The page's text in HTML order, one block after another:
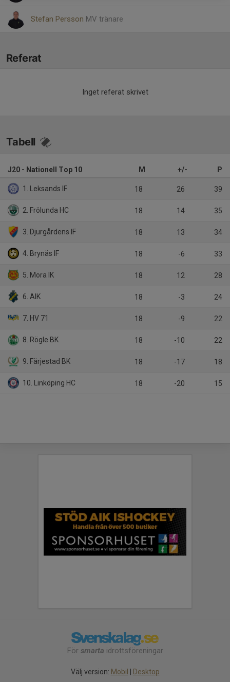
Stefan Persson MV tränare
Referat
Inget referat skrivet
Tabell
J20 - Nationell Top 10 M +/- P
1. Leksands IF 18 26 39
2. Frölunda HC 18 14 35
3. Djurgårdens IF 18 13 34
4. Brynäs IF 18 -6 33
5. Mora IK 18 12 28
6. AIK 18 -3 24
7. HV 71 18 -9 22
8. Rögle BK 18 -10 22
9. Färjestad BK 18 -17 18
10. Linköping HC 18 -20 15
För smarta idrottsföreningar
Välj version: Mobil Desktop